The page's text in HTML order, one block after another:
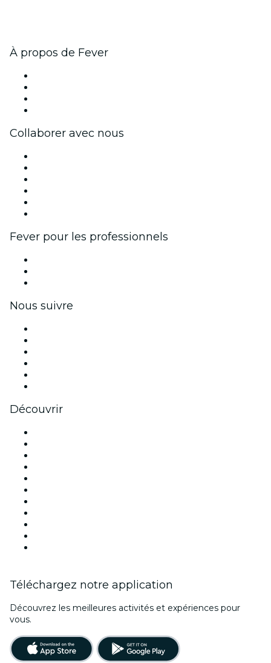
À propos de Fever
Collaborer avec nous
Fever pour les professionnels
Nous suivre
Découvrir
Téléchargez notre application
Découvrez les meilleures activités et expériences pour
vous.